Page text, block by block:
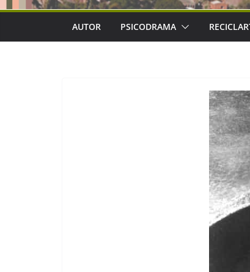
AUTOR PSICODRAMA